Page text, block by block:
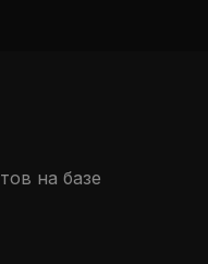
на базе